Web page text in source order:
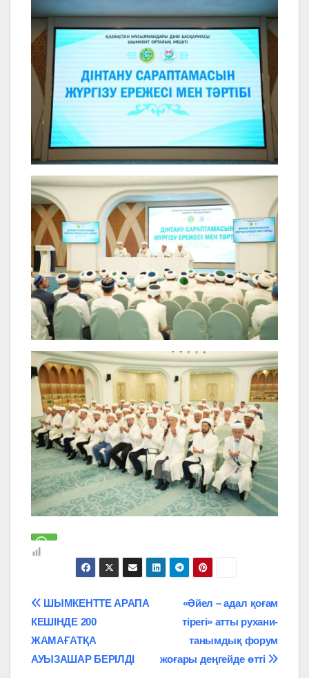
Навигация
по
записям
«Әйел – адал қоғам
тірегі» атты рухани-
танымдық форум
жоғары деңгейде өтті
ШЫМКЕНТТЕ АРАПА
КЕШІНДЕ 200
ЖАМАҒАТҚА
АУЫЗАШАР БЕРІЛДІ